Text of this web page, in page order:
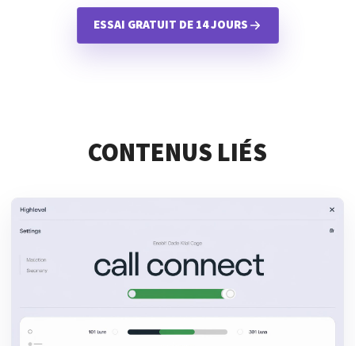
ESSAI GRATUIT DE 14 JOURS
CONTENUS LIÉS